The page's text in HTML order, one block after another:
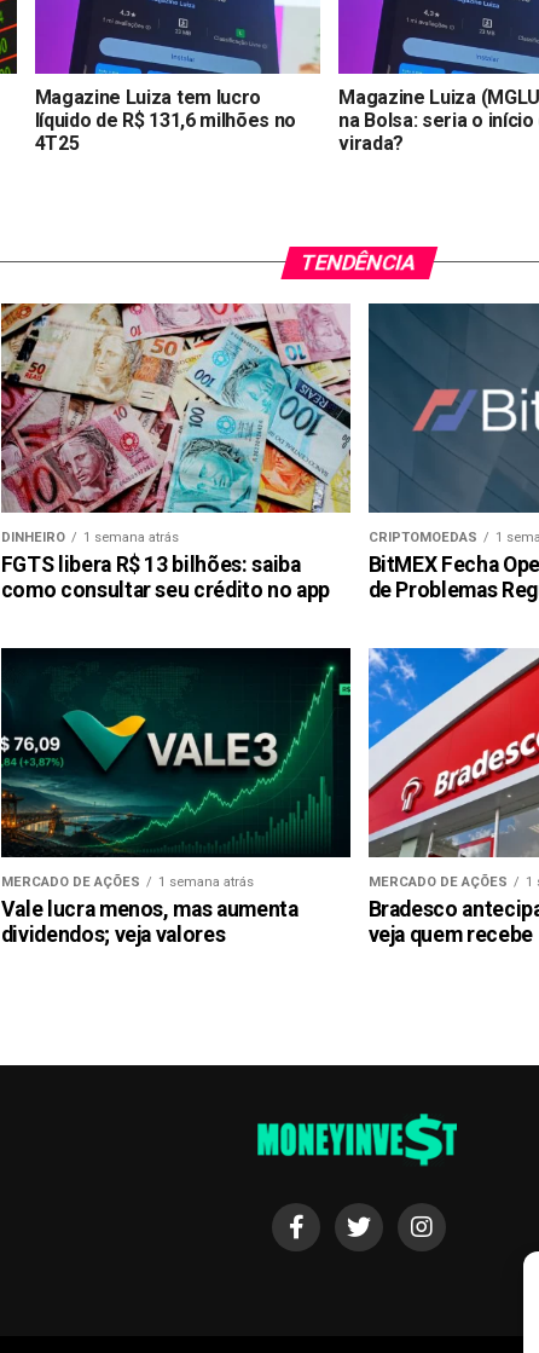
Magazine Luiza tem lucro
líquido de R$ 131,6 milhões no
4T25
Magazine Luiza
na Bolsa: seria o início
virada?
TENDÊNCIA
DINHEIRO 1 semana atrás
FGTS libera R$ 13 bilhões: saiba
como consultar seu crédito no app
CRIPTOMOEDAS 1
BitMEX Fecha
de Problemas
MERCADO DE AÇÕES 1 semana atrás
Vale lucra menos, mas aumenta
dividendos; veja valores
MERCADO DE AÇÕES 1
Bradesco
veja quem recebe